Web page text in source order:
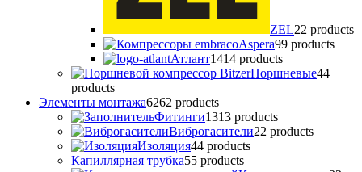
ZEL22 products
Аspera99 products
Атлант1414 products
Поршневые44
products
Элементы монтажа6262 products
Фитинги1313 products
Виброгасители22 products
Изоляция44 products
Капиллярная трубка55 products